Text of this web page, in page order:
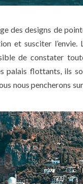
des designs de
et susciter l’envie.
de constater
palais flottants, ils
nous pencherons